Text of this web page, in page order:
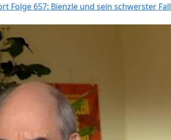
Folge 657: Bienzle und sein schwerster Fall